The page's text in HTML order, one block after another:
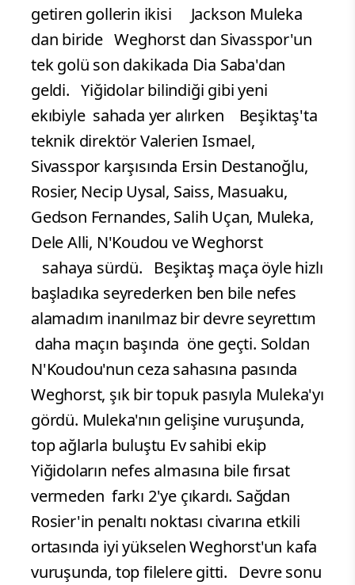
getiren gollerin ikisi Jackson Muleka
dan biride Weghorst dan Sivasspor'un
tek golü son dakikada Dia Saba'dan
geldi. Yiğidolar bilindiği gibi yeni
ekıbiyle sahada yer alırken Beşiktaş'ta
teknik direktör Valerien Ismael,
Sivasspor karşısında Ersin Destanoğlu,
Rosier, Necip Uysal, Saiss, Masuaku,
Gedson Fernandes, Salih Uçan, Muleka,
Dele Alli, N'Koudou ve Weghorst
sahaya sürdü. Beşiktaş maça öyle hizlı
başladıka seyrederken ben bile nefes
alamadım inanılmaz bir devre seyrettım
daha maçın başında öne geçti. Soldan
N'Koudou'nun ceza sahasına pasında
Weghorst, şık bir topuk pasıyla Muleka'yı
gördü. Muleka'nın gelişine vuruşunda,
top ağlarla buluştu Ev sahibi ekip
Yiğidoların nefes almasına bile fırsat
vermeden farkı 2'ye çıkardı. Sağdan
Rosier'in penaltı noktası civarına etkili
ortasında iyi yükselen Weghorst'un kafa
vuruşunda, top filelere gitti. Devre sonu